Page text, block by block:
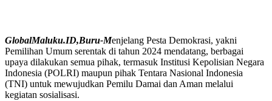
GlobalMaluku.ID,Buru-Menjelang Pesta Demokrasi, yakni
Pemilihan Umum serentak di tahun 2024 mendatang, berbagai
upaya dilakukan semua pihak, termasuk Institusi Kepolisian Negara
Indonesia (POLRI) maupun pihak Tentara Nasional Indonesia
(TNI) untuk mewujudkan Pemilu Damai dan Aman melalui
kegiatan sosialisasi.